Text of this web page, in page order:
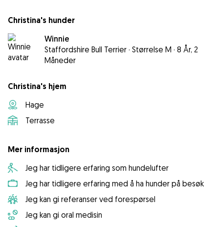
Christina's hunder
Winnie
Staffordshire Bull Terrier · Størrelse M · 8 År, 2
Måneder
Christina's hjem
Hage
Terrasse
Mer informasjon
Jeg har tidligere erfaring som hundelufter
Jeg har tidligere erfaring med å ha hunder på besøk
Jeg kan gi referanser ved forespørsel
Jeg kan gi oral medisin